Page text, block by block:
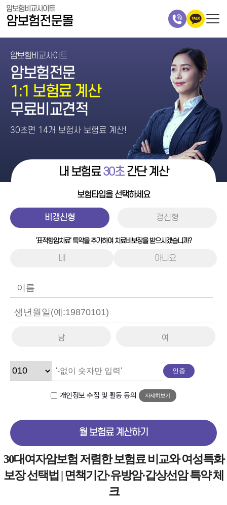
암보험비교사이트
암보험전문몰
암보험비교사이트
암보험전문
1:1 보험료 계산
무료비교견적
30초면 14개 보험사 보험료 계산!
내 보험료30초간단 계산
보험타입을 선택하세요
비갱신형 갱신형
'표적항암치료' 특약을 추가하여 치료비보장을 받으시겠습니까?
네 아니요
남 여
인증
개인정보 수집 및 활동 동의 자세히보기
월 보험료 계산하기
30대여자암보험 저렴한 보험료 비교와 여성특화
보장 선택법 | 면책기간·유방암·갑상선암 특약 체
크